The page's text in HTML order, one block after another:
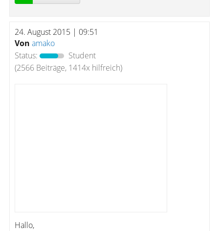
24. August 2015 | 09:51
Von amako
Status:
Student
(2566 Beiträge, 1414x hilfreich)
Hallo,